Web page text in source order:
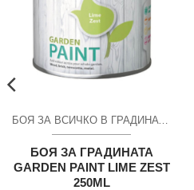
БОЯ ЗА ВСИЧКО В ГРАДИНАТА
БОЯ ЗА ГРАДИНАТА
GARDEN PAINT LIME ZEST
250ML